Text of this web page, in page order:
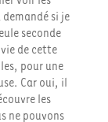
si je
seconde
de cette
pour une
Car oui, il
les
ne pouvons